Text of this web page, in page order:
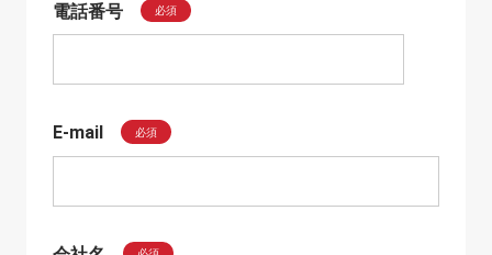
電話番号 必須
E-mail 必須